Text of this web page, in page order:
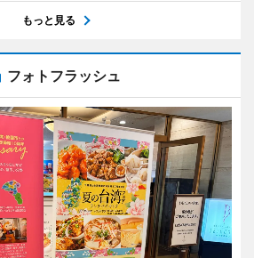
もっと見る
フォトフラッシュ